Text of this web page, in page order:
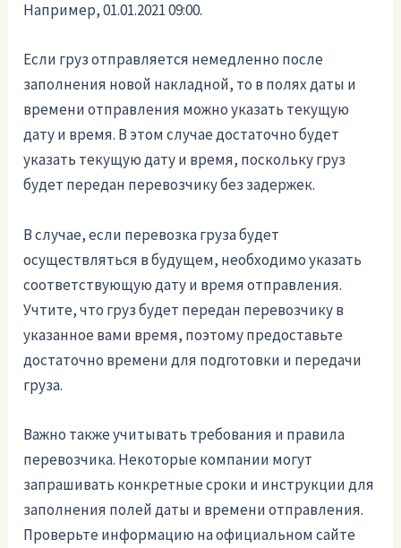
Например, 01.01.2021 09:00.
Если груз отправляется немедленно после
заполнения новой накладной, то в полях даты и
времени отправления можно указать текущую
дату и время. В этом случае достаточно будет
указать текущую дату и время, поскольку груз
будет передан перевозчику без задержек.
В случае, если перевозка груза будет
осуществляться в будущем, необходимо указать
соответствующую дату и время отправления.
Учтите, что груз будет передан перевозчику в
указанное вами время, поэтому предоставьте
достаточно времени для подготовки и передачи
груза.
Важно также учитывать требования и правила
перевозчика. Некоторые компании могут
запрашивать конкретные сроки и инструкции для
заполнения полей даты и времени отправления.
Проверьте информацию на официальном сайте